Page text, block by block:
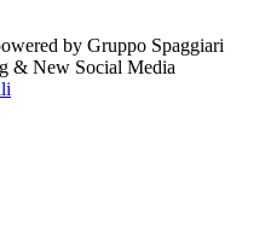
by Gruppo Spaggiari
& New Social Media